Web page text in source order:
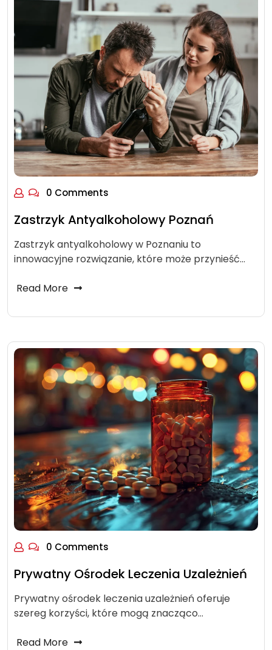
0 Comments
Zastrzyk Antyalkoholowy Poznań
Zastrzyk antyalkoholowy w Poznaniu to
innowacyjne rozwiązanie, które może przynieść…
Read More
0 Comments
Prywatny Ośrodek Leczenia Uzależnień
Prywatny ośrodek leczenia uzależnień oferuje
szereg korzyści, które mogą znacząco…
Read More